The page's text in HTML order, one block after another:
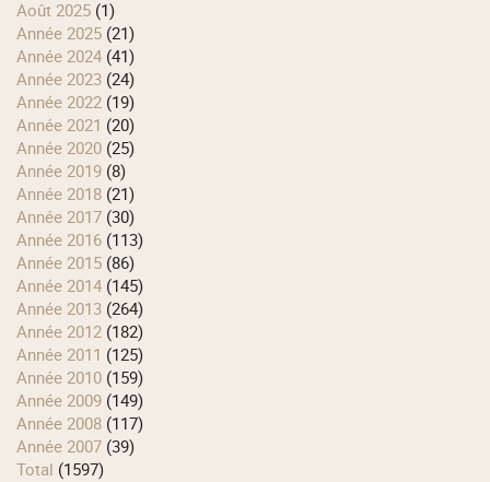
août 2025 (1)
année 2025 (21)
année 2024 (41)
année 2023 (24)
année 2022 (19)
année 2021 (20)
année 2020 (25)
année 2019 (8)
année 2018 (21)
année 2017 (30)
année 2016 (113)
année 2015 (86)
année 2014 (145)
année 2013 (264)
année 2012 (182)
année 2011 (125)
année 2010 (159)
année 2009 (149)
année 2008 (117)
année 2007 (39)
total (1597)